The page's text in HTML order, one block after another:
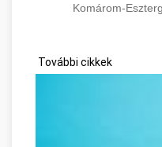
Komárom-
További cikkek